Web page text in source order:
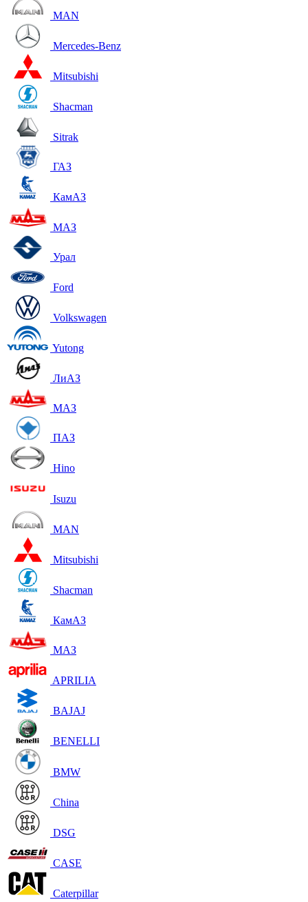
MAN
Mercedes-Benz
Mitsubishi
Shacman
Sitrak
ГАЗ
КамАЗ
МАЗ
Урал
Ford
Volkswagen
Yutong
ЛиАЗ
МАЗ
ПАЗ
Hino
Isuzu
MAN
Mitsubishi
Shacman
КамАЗ
МАЗ
APRILIA
BAJAJ
BENELLI
BMW
China
DSG
CASE
Caterpillar